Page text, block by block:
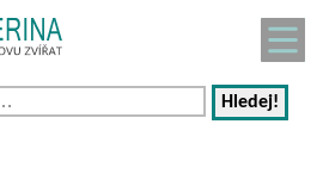
Hledej!